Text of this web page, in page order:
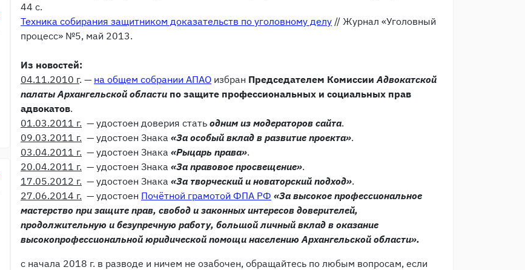
44 с.
Техника собирания защитником доказательств по уголовному делу // Журнал «Уголовный
процесс» №5, май 2013.
Из новостей:
04.11.2010 г. — на общем собрании АПАО избран Председателем КомиссииАдвокатской
палаты Архангельской области по защите профессиональных и социальных прав
адвокатов.
01.03.2011 г. — удостоен доверия стать одним из модераторов сайта.
09.03.2011 г. — удостоен Знака «За особый вклад в развитие проекта».
03.04.2011 г. — удостоен Знака «Рыцарь права».
20.04.2011 г. — удостоен Знака «За правовое просвещение».
17.05.2012 г. — удостоен Знака «За творческий и новаторский подход».
27.06.2014 г. — удостоен Почётной грамотой ФПА РФ «За высокое профессиональное
мастерство при защите прав, свобод и законных интересов доверителей,
продолжительную и безупречную работу, большой личный вклад в оказание
высокопрофессиональной юридической помощи населению Архангельской области».
с начала 2018 г. в разводе и ничем не озабочен, обращайтесь по любым вопросам, если